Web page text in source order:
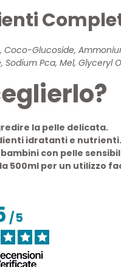
Coco-Glucoside,
Sodium Pca, Mel,
la pelle delicata.
idratanti e nutrienti.
con pelle
500ml per un utilizzo
/5